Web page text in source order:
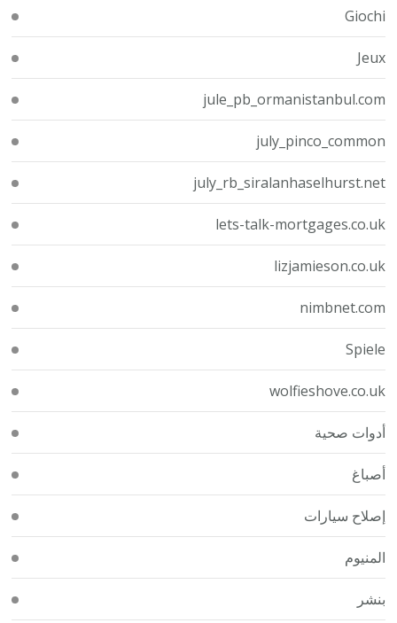
Giochi
Jeux
jule_pb_ormanistanbul.com
july_pinco_common
july_rb_siralanhaselhurst.net
lets-talk-mortgages.co.uk
lizjamieson.co.uk
nimbnet.com
Spiele
wolfieshove.co.uk
أدوات صحية
أصباغ
إصلاح سيارات
المنيوم
بنشر